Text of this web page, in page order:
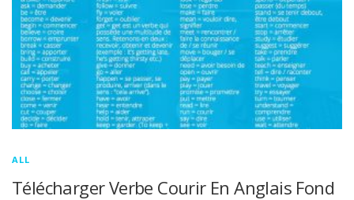
ALL
Télécharger Verbe Courir En Anglais Fond